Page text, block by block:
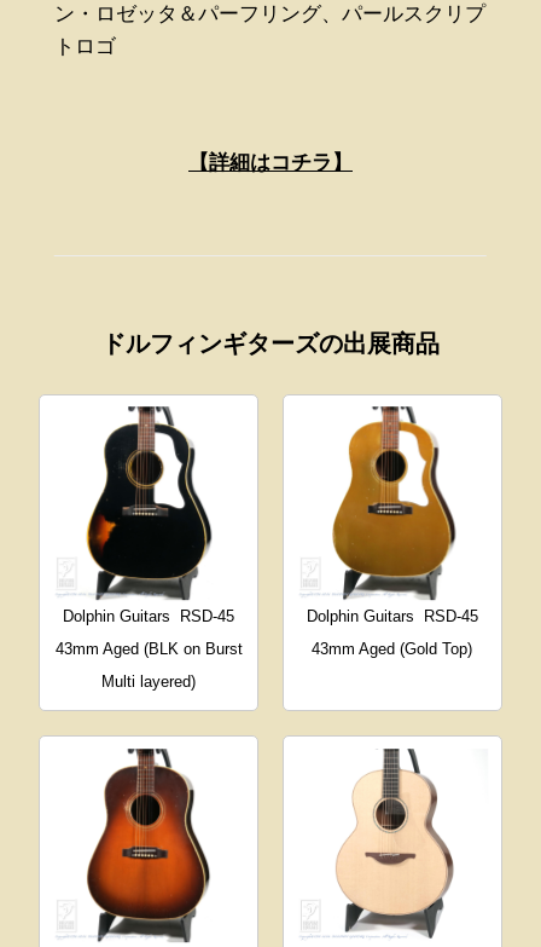
ン・ロゼッタ＆パーフリング、パールスクリプ
トロゴ
【詳細はコチラ 】
ドルフィンギターズの出展商品
Dolphin Guitars
RSD-45
43mm Aged (BLK on Burst
Multi layered)
Dolphin Guitars
RSD-45
43mm Aged (Gold Top)